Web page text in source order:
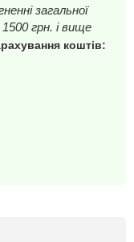
загальної
грн. і вище
коштів: